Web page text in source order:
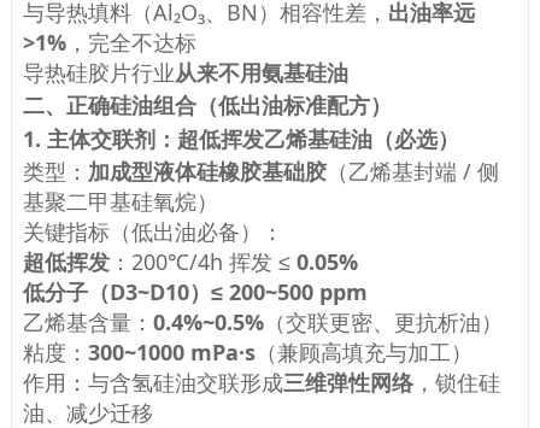
与导热填料（Al₂O₃、BN）相容性差， 出油率远
>1%，完全不达标
导热硅胶片行业从来不用氨基硅油
二、正确硅油组合（低出油标准配方）
1. 主体交联剂： 超低挥发乙烯基硅油（必选）
类型： 加成型液体硅橡胶基础胶（乙烯基封端 / 侧
基聚二甲基硅氧烷）
关键指标（低出油必备）：
超低挥发：200℃/4h 挥发 ≤ 0.05%
低分子（D3~D10）≤ 200~500 ppm
乙烯基含量： 0.4%~0.5%（交联更密、更抗析油）
粘度： 300~1000 mPa·s（兼顾高填充与加工）
作用：与含氢硅油交联形成三维弹性网络，锁住硅
油、减少迁移